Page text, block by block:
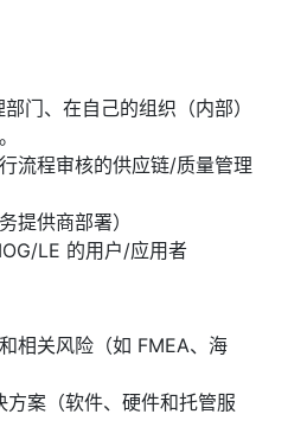
门、在自己的组织（内部）
流程审核的供应链/质量管理
提供商部署）
LE 的用户/应用者
相关风险（如 FMEA、海
案（软件、硬件和托管服